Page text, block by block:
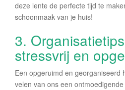
deze lente de perfecte tijd te
schoonmaak van je huis!
3.
stressvrij en
Een opgeruimd en georganiseerd
velen van ons een